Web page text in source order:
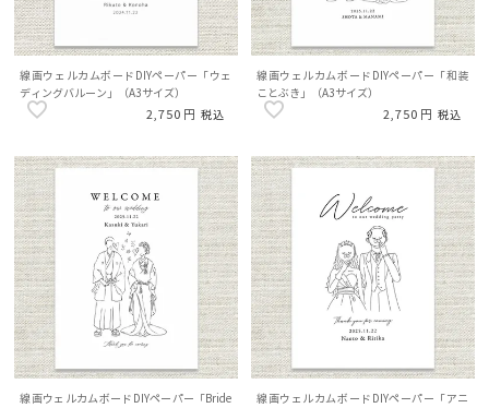
線画ウェルカムボードDIYペーパー「ウェ
ディングバルーン」（A3サイズ）
2,750 税込
線画ウェルカムボードDIYペーパー「和装
ことぶき」（A3サイズ）
2,750 税込
線画ウェルカムボードDIYペーパー「Bride
線画ウェルカムボードDIYペーパー「アニ